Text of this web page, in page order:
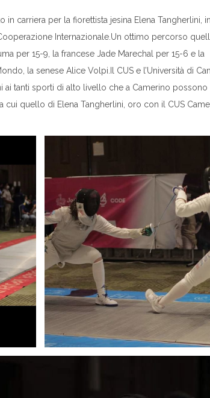
carriera per la fiorettista jesina Elena Tangherlini,
Internazionale.Un ottimo percorso
per 15-9, la francese Jade Marechal per 15-6 e la
la senese Alice Volpi.Il CUS e l’Università di
tanti sporti di alto livello che a Camerino possono
quello di Elena Tangherlini, oro con il CUS